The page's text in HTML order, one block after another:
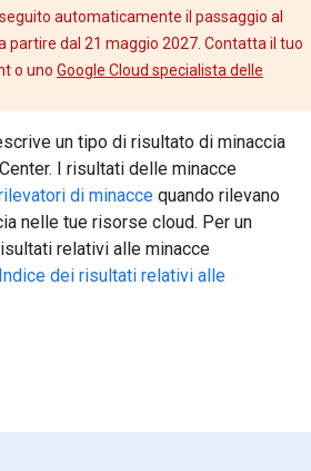
automaticamente il passaggio al
partire dal 21 maggio 2027. Contatta il tuo
o uno Google Cloud specialista delle
un tipo di risultato di minaccia
I risultati delle minacce
di minacce quando rilevano
nelle tue risorse cloud. Per un
relativi alle minacce
Indice dei risultati relativi alle